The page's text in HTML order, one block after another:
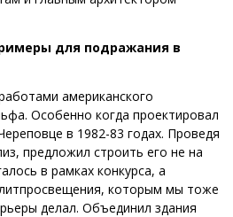
для подражания в
американского
Особенно когда проектировал
в 1982-83 годах. Проведя
предложил строить его не на
в рамках конкурса, а
которым мы тоже
делал. Объединил здания